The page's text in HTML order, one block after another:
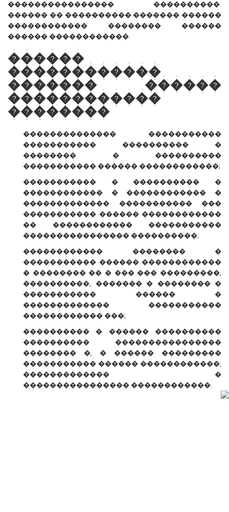
���������������� ����������.
������ �� ���������� ������� ������
������������ �������� ������
������ ������������.
������
������������
������� ������
������������
��������
�������������� �����������
����������� ���������� �
�������� � ����������
����������� ������ ������������;
����������� � ���������� �
������������ � ������������ �
������������� ����������� ���
����������� ������ ������������
�� ������������ �����������
���������������� ����������;
������������ �������� �
����������� ������ ������������
� �������� �� � ��� ��� ���������,
����������, ������� � �������� �
����������� ������ �
������������� �����������
������������ ���;
���������� � ������ ����������
���������� ����������������
�������� �, � ������ ���������
����������� ������ ������������,
������������� �
���������������� ������������.